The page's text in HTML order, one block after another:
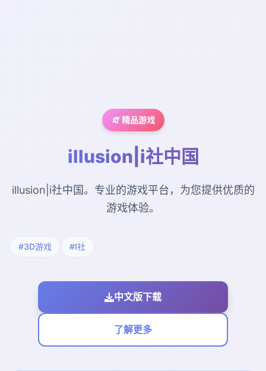
🧯 精品游戏
illusion|i社中国
illusion|i社中国。专业的游戏平台，为您提供优质的
游戏体验。
#3D游戏 #I社
中文版下载
了解更多